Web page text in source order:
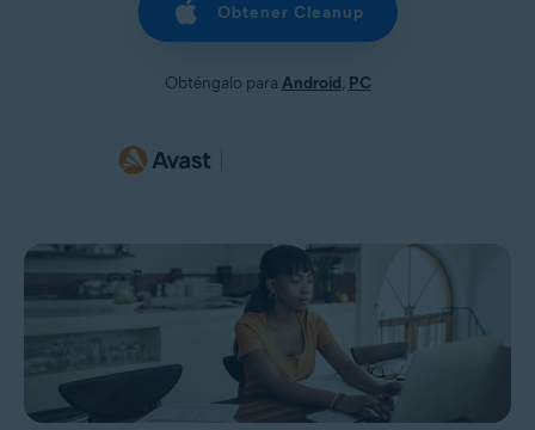
Obtener Cleanup
Obténgalo para Android, PC